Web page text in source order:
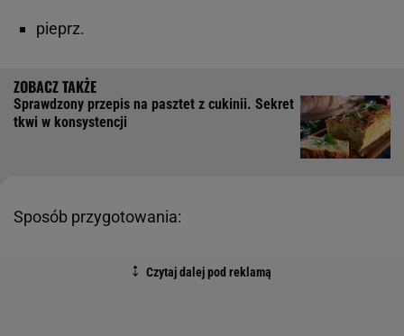
pieprz.
Sprawdzony przepis na pasztet z cukinii. Sekret
tkwi w konsystencji
Sposób przygotowania: